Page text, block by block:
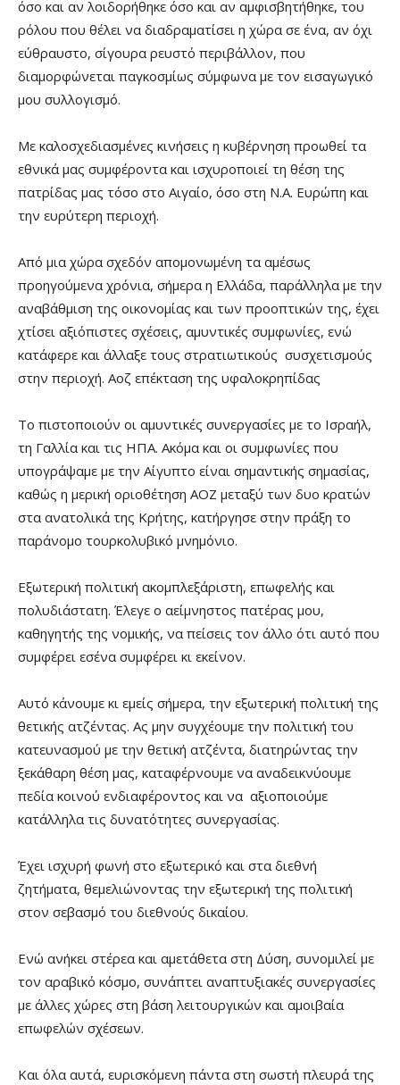
όσο και αν λοιδορήθηκε όσο και αν αμφισβητήθηκε, του
ρόλου που θέλει να διαδραματίσει η χώρα σε ένα, αν όχι
εύθραυστο, σίγουρα ρευστό περιβάλλον, που
διαμορφώνεται παγκοσμίως σύμφωνα με τον εισαγωγικό
μου συλλογισμό.
Με καλοσχεδιασμένες κινήσεις η κυβέρνηση προωθεί τα
εθνικά μας συμφέροντα και ισχυροποιεί τη θέση της
πατρίδας μας τόσο στο Αιγαίο, όσο στη Ν.Α. Ευρώπη και
την ευρύτερη περιοχή.
Από μια χώρα σχεδόν απομονωμένη τα αμέσως
προηγούμενα χρόνια, σήμερα η Ελλάδα, παράλληλα με την
αναβάθμιση της οικονομίας και των προοπτικών της, έχει
χτίσει αξιόπιστες σχέσεις, αμυντικές συμφωνίες, ενώ
κατάφερε και άλλαξε τους στρατιωτικούς συσχετισμούς
στην περιοχή. Αοζ επέκταση της υφαλοκρηπίδας
Το πιστοποιούν οι αμυντικές συνεργασίες με το Ισραήλ,
τη Γαλλία και τις ΗΠΑ. Ακόμα και οι συμφωνίες που
υπογράψαμε με την Αίγυπτο είναι σημαντικής σημασίας,
καθώς η μερική οριοθέτηση ΑΟΖ μεταξύ των δυο κρατών
στα ανατολικά της Κρήτης, κατήργησε στην πράξη το
παράνομο τουρκολυβικό μνημόνιο.
Εξωτερική πολιτική ακομπλεξάριστη, επωφελής και
πολυδιάστατη. Έλεγε ο αείμνηστος πατέρας μου,
καθηγητής της νομικής, να πείσεις τον άλλο ότι αυτό που
συμφέρει εσένα συμφέρει κι εκείνον.
Αυτό κάνουμε κι εμείς σήμερα, την εξωτερική πολιτική της
θετικής ατζέντας. Ας μην συγχέουμε την πολιτική του
κατευνασμού με την θετική ατζέντα, διατηρώντας την
ξεκάθαρη θέση μας, καταφέρνουμε να αναδεικνύουμε
πεδία κοινού ενδιαφέροντος και να αξιοποιούμε
κατάλληλα τις δυνατότητες συνεργασίας.
Έχει ισχυρή φωνή στο εξωτερικό και στα διεθνή
ζητήματα, θεμελιώνοντας την εξωτερική της πολιτική
στον σεβασμό του διεθνούς δικαίου.
Ενώ ανήκει στέρεα και αμετάθετα στη Δύση, συνομιλεί με
τον αραβικό κόσμο, συνάπτει αναπτυξιακές συνεργασίες
με άλλες χώρες στη βάση λειτουργικών και αμοιβαία
επωφελών σχέσεων.
Και όλα αυτά, ευρισκόμενη πάντα στη σωστή πλευρά της